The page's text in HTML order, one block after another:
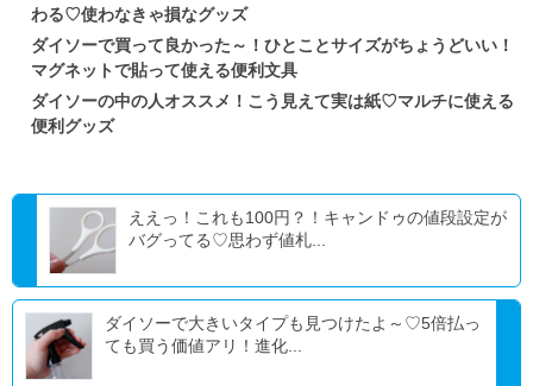
わる♡使わなきゃ損なグッズ
ダイソーで買って良かった～！ひとことサイズがちょうどいい！
マグネットで貼って使える便利文具
ダイソーの中の人オススメ！こう見えて実は紙♡マルチに使える
便利グッズ
ええっ！これも100円？！キャンドゥの値段設定が
バグってる♡思わず値札...
ダイソーで大きいタイプも見つけたよ～♡5倍払っ
ても買う価値アリ！進化...